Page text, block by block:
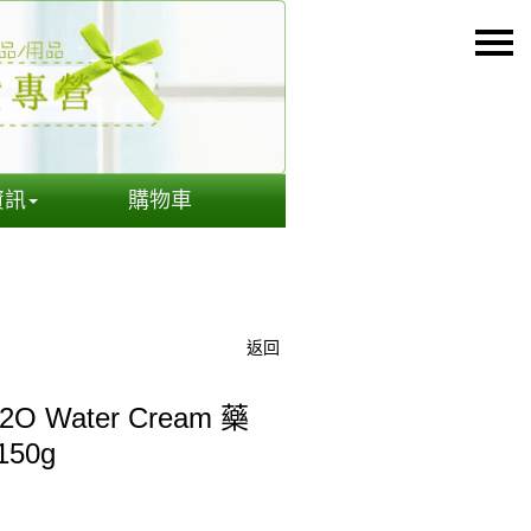
訊 購物車
返回
Water Cream 藥